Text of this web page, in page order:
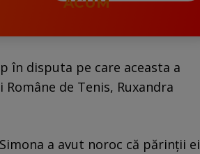
în disputa pe care aceasta a
de Tenis, Ruxandra
a avut noroc că părinții ei